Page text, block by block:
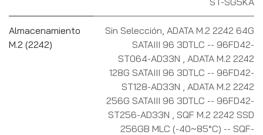
Almacenamiento
M.2 (2242)
Sin Selección ADATA M.2 2242 64G
SATAIII 96 3DTLC -- 96FD42-
ST064-AD33N
ADATA M.2 2242
128G SATAIII 96 3DTLC -- 96FD42-
ST128-AD33N
ADATA M.2 2242
256G SATAIII 96 3DTLC -- 96FD42-
ST256-AD33N
SQF M.2 2242 SSD
256GB MLC (-40~85°C) -- SQF-